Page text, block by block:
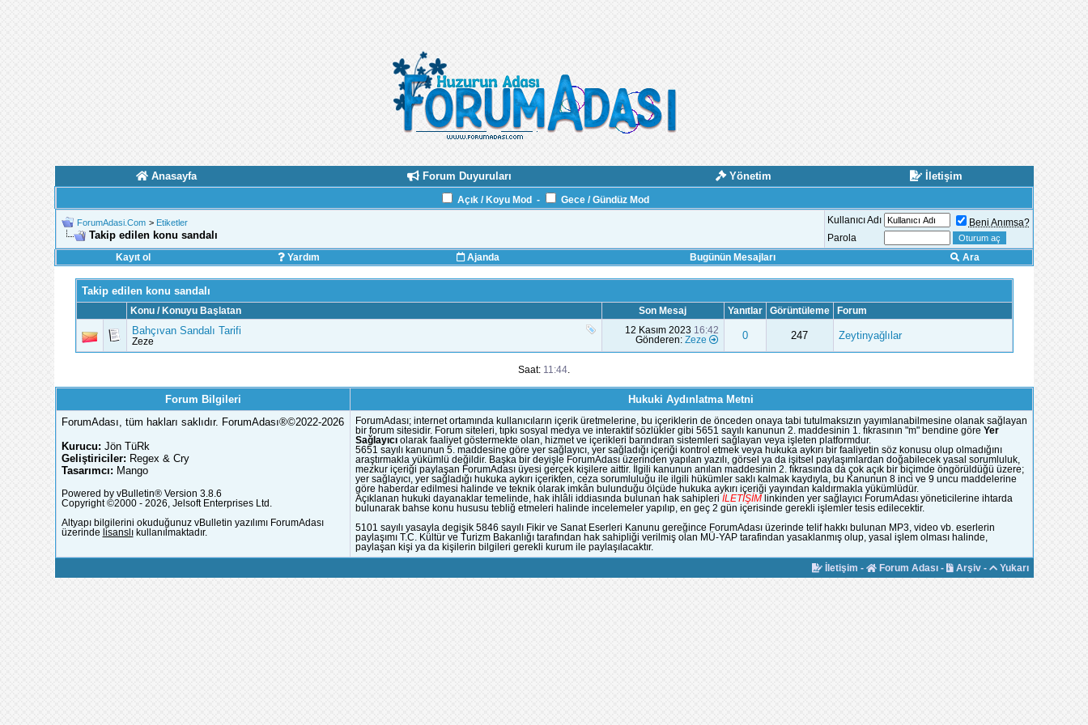
Anasayfa Forum Duyuruları Yönetim İletişim
Açık / Koyu Mod - Gece / Gündüz Mod
ForumAdasi.Com > Etiketler
Takip edilen konu sandalı
Kullanıcı Adı
Beni Anımsa?
Parola
Kayıt ol
Yardım Ajanda Bugünün Mesajları Ara
Takip edilen konu sandalı
Konu / Konuyu Başlatan Son Mesaj Yanıtlar Görüntüleme Forum
Bahçıvan Sandalı Tarifi
Zeze
12 Kasım 2023 16:42
Gönderen: Zeze 0 247 Zeytinyağlılar
Saat: 11:44
Forum Bilgileri
Hukuki Aydınlatma Metni
ForumAdası, tüm hakları saklıdır. ForumAdası®©2022-2026
Kurucu: Jön TüRk
Geliştiriciler: Regex & Cry
Tasarımcı: Mango
Powered by vBulletin® Version 3.8.6
Copyright ©2000 - 2026, Jelsoft Enterprises Ltd.
Altyapı bilgilerini okuduğunuz vBulletin yazılımı ForumAdası
üzerinde lisanslıkullanılmaktadır.
ForumAdası; internet ortamında kullanıcıların içerik üretmelerine, bu içeriklerin de önceden onaya tabi tutulmaksızın yayımlanabilmesine olanak sağlayan
bir forum sitesidir. Forum siteleri, tıpkı sosyal medya ve interaktif sözlükler gibi 5651 sayılı kanunun 2. maddesinin 1. fıkrasının "m" bendine göre Yer
Sağlayıcıolarak faaliyet göstermekte olan, hizmet ve içerikleri barındıran sistemleri sağlayan veya işleten platformdur.
5651 sayılı kanunun 5. maddesine göre yer sağlayıcı, yer sağladığı içeriği kontrol etmek veya hukuka aykırı bir faaliyetin söz konusu olup olmadığını
araştırmakla yükümlü değildir. Başka bir deyişle ForumAdası üzerinden yapılan yazılı, görsel ya da işitsel paylaşımlardan doğabilecek yasal sorumluluk,
mezkur içeriği paylaşan ForumAdası üyesi gerçek kişilere aittir. İlgili kanunun anılan maddesinin 2. fıkrasında da çok açık bir biçimde öngörüldüğü üzere;
yer sağlayıcı, yer sağladığı hukuka aykırı içerikten, ceza sorumluluğu ile ilgili hükümler saklı kalmak kaydıyla, bu Kanunun 8 inci ve 9 uncu maddelerine
göre haberdar edilmesi halinde ve teknik olarak imkân bulunduğu ölçüde hukuka aykırı içeriği yayından kaldırmakla yükümlüdür.
Açıklanan hukuki dayanaklar temelinde, hak ihlâli iddiasında bulunan hak sahipleri İLETİŞİMlinkinden yer sağlayıcı ForumAdası yöneticilerine ihtarda
bulunarak bahse konu hususu tebliğ etmeleri halinde incelemeler yapılıp, en geç 2 gün içerisinde gerekli işlemler tesis edilecektir.
5101 sayılı yasayla degişik 5846 sayılı Fikir ve Sanat Eserleri Kanunu gereğince ForumAdası üzerinde telif hakkı bulunan MP3, video vb. eserlerin
paylaşımı T.C. Kültür ve Turizm Bakanlığı tarafından hak sahipliği verilmiş olan MÜ-YAP tarafindan yasaklanmış olup, yasal işlem olması halinde,
paylaşan kişi ya da kişilerin bilgileri gerekli kurum ile paylaşılacaktır.
İletişim - Forum Adası- Arşiv- Yukarı